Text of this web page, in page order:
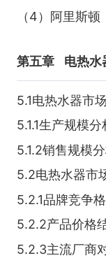
（4）阿里斯顿
第五章 电热水
5.1电热水器市
5.1.1生产规模分
5.1.2销售规模
5.2电热水器市
5.2.1品牌竞争
5.2.2产品价格
5.2.3主流厂商